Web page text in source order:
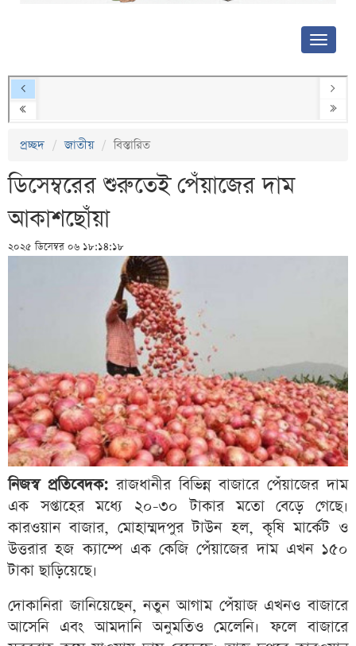
প্রচ্ছদ জাতীয় বিস্তারিত
ডিসেম্বরের শুরুতেই পেঁয়াজের দাম
আকাশছোঁয়া
২০২৫ ডিসেম্বর ০৬ ১৮:১৪:১৮
নিজস্ব প্রতিবেদক: রাজধানীর বিভিন্ন বাজারে পেঁয়াজের দাম
এক সপ্তাহের মধ্যে ২০-৩০ টাকার মতো বেড়ে গেছে।
কারওয়ান বাজার, মোহাম্মদপুর টাউন হল, কৃষি মার্কেট ও
উত্তরার হজ ক্যাম্পে এক কেজি পেঁয়াজের দাম এখন ১৫০
টাকা ছাড়িয়েছে।
দোকানিরা জানিয়েছেন, নতুন আগাম পেঁয়াজ এখনও বাজারে
আসেনি এবং আমদানি অনুমতিও মেলেনি। ফলে বাজারে